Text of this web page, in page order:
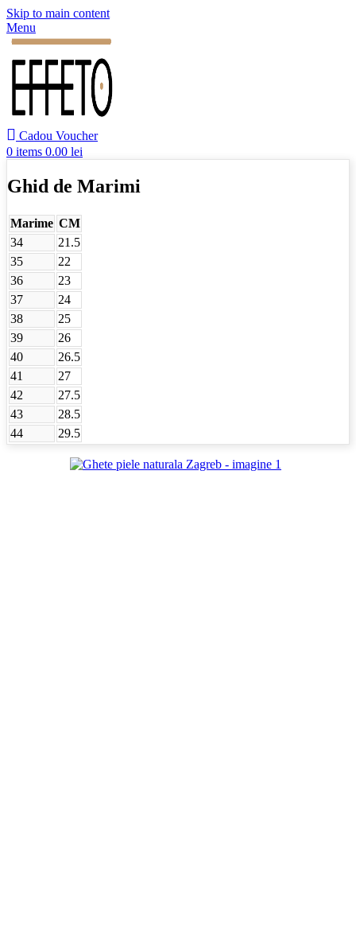
Skip to main content
Menu
Cadou Voucher
0 items 0.00 lei
Ghid de Marimi
Marime CM
34
21.5
35
22
36
23
37
24
38
25
39
26
40
26.5
41
27
42
27.5
43
28.5
44
29.5